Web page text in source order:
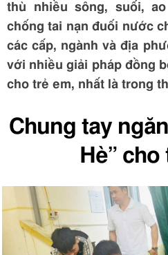
thù nhiều sông, suối,
chống tai nạn đuối nước
các cấp, ngành và địa
với nhiều giải pháp đồng
cho trẻ em, nhất là trong
Chung tay
Hè”